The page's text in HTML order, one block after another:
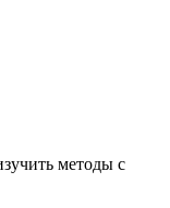
методы с